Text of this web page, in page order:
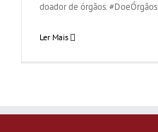
doador de órgãos. #DoeÓrgãos
Ler Mais